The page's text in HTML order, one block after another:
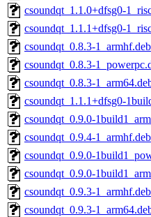
csoundqt_1.1.0+dfsg0-
csoundqt_1.1.1+dfsg0-
csoundqt_0.8.3-1_armhf.deb
csoundqt_0.8.3-
csoundqt_0.8.3-
csoundqt_1.1.1+dfsg0-
csoundqt_0.9.0-
csoundqt_0.9.4-1_armhf.deb
csoundqt_0.9.0-
csoundqt_0.9.0-
csoundqt_0.9.3-1_armhf.deb
csoundqt_0.9.3-